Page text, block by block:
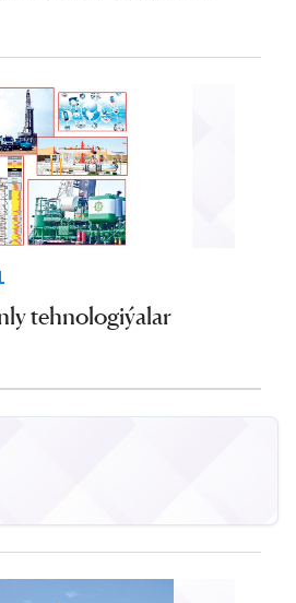
tehnologiýalar